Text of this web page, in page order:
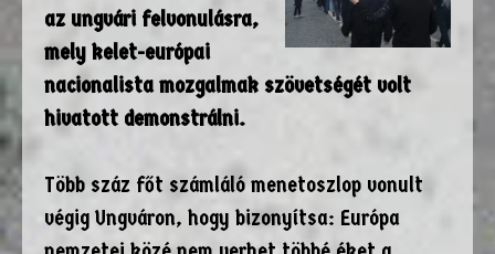
az ungvári felvonulásra,
mely kelet-európai
nacionalista mozgalmak szövetségét volt
hivatott demonstrálni.
Több száz főt számláló menetoszlop vonult
végig Ungváron, hogy bizonyítsa: Európa